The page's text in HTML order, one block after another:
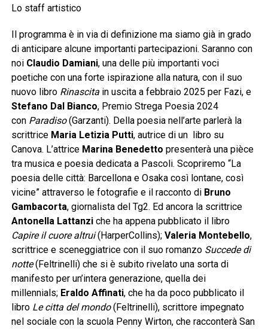
Lo staff artistico
Il programma è in via di definizione ma siamo già in grado
di anticipare alcune importanti partecipazioni. Saranno con
noi Claudio Damiani, una delle più importanti voci
poetiche con una forte ispirazione alla natura, con il suo
nuovo libro Rinascitain uscita a febbraio 2025 per Fazi, e
Stefano Dal Bianco, Premio Strega Poesia 2024
con Paradiso(Garzanti). Della poesia nell’arte parlerà la
scrittrice Maria Letizia Putti, autrice di un libro su
Canova. L’attrice Marina Benedetto presenterà una pièce
tra musica e poesia dedicata a Pascoli. Scopriremo “La
poesia delle città: Barcellona e Osaka così lontane, così
vicine” attraverso le fotografie e il racconto di Bruno
Gambacorta, giornalista del Tg2. Ed ancora la scrittrice
Antonella Lattanziche ha appena pubblicato il libro
Capire il cuore altrui(HarperCollins); Valeria Montebello,
scrittrice e sceneggiatrice con il suo romanzo Succede di
notte(Feltrinelli) che si è subito rivelato una sorta di
manifesto per un’intera generazione, quella dei
millennials; Eraldo Affinati, che ha da poco pubblicato il
libro Le citta del mondo(Feltrinelli), scrittore impegnato
nel sociale con la scuola Penny Wirton, che racconterà San